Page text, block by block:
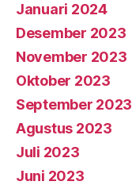
Januari 2024
Desember 2023
November 2023
Oktober 2023
September 2023
Agustus 2023
Juli 2023
Juni 2023